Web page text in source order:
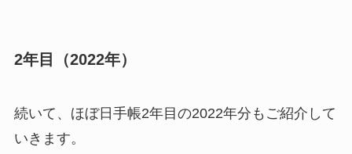
2年目（2022年）
続いて、ほぼ日手帳2年目の2022年分もご紹介して
いきます。